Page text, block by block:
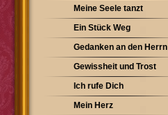
Meine Seele tanzt
Ein Stück Weg
Gedanken an den Herrn
Gewissheit und Trost
Ich rufe Dich
Mein Herz